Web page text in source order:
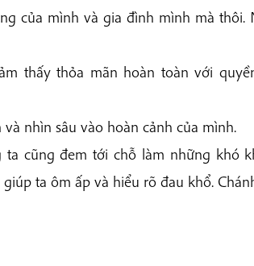
của mình và gia đình mình mà thôi.
thấy thỏa mãn hoàn toàn với
nhìn sâu vào hoàn cảnh của mình.
ta cũng đem tới chỗ làm những khó
ta ôm ấp và hiểu rõ đau khổ.